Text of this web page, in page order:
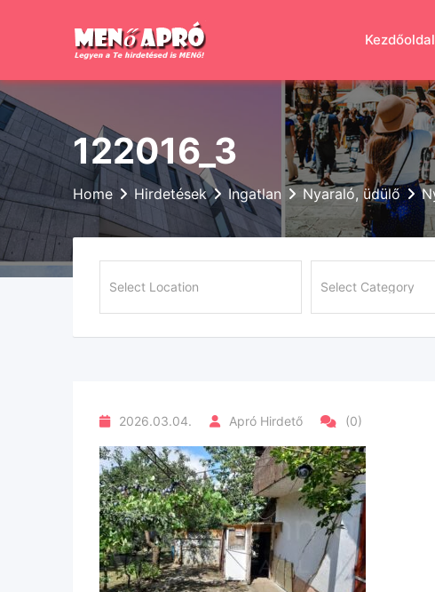
Kezdőoldal
122016_3
Home Hirdetések Ingatlan Nyaraló, üdülő
2026.03.04. Apró Hirdető (0)